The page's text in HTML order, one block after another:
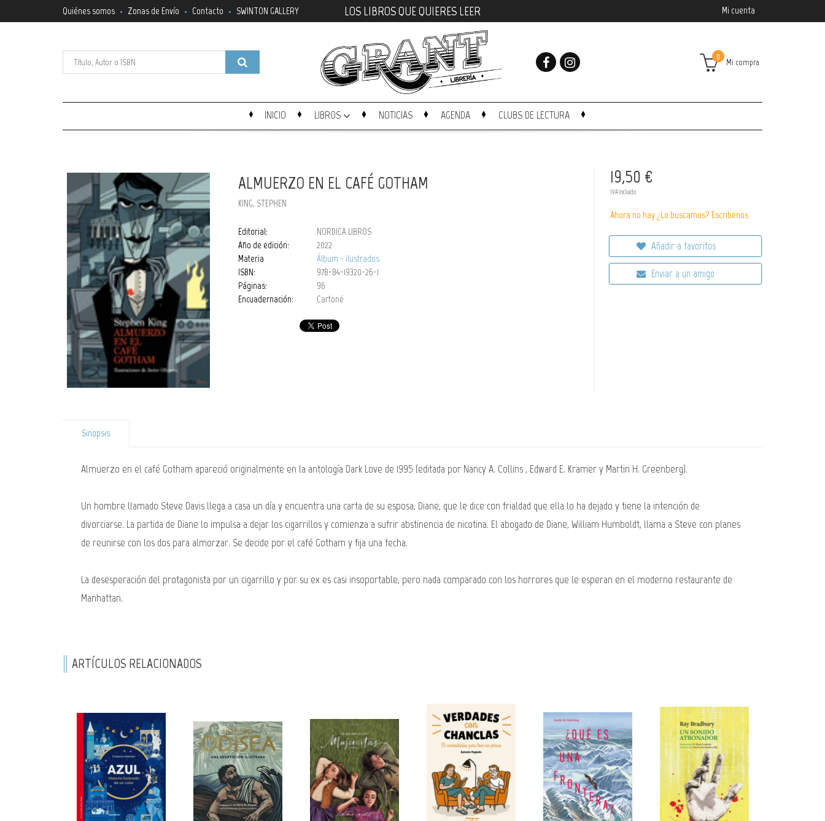
Mi cuenta
Quiénes somos Zonas de Envío Contacto SWINTON GALLERY LOS LIBROS QUE QUIERES LEER
Mi compra
0
INICIO LIBROS NOTICIAS AGENDA CLUBS DE LECTURA
ALMUERZO EN EL CAFÉ GOTHAM
KING, STEPHEN
Editorial:
NORDICA LIBROS
Año de edición:
2022
Materia
Álbum - ilustrados
ISBN:
978-84-19320-26-1
Páginas:
96
Encuadernación:
Cartoné
19,50 €
IVA incluido
Ahora no hay ¿Lo buscamos? Escribenos
Añadir a favoritos
Enviar a un amigo
Sinopsis
Almuerzo en el café Gotham apareció originalmente en la antología Dark Love de 1995 (editada por Nancy A. Collins , Edward E. Kramer y Martin H. Greenberg).
Un hombre llamado Steve Davis llega a casa un día y encuentra una carta de su esposa, Diane, que le dice con frialdad que ella lo ha dejado y tiene la intención de
divorciarse. La partida de Diane lo impulsa a dejar los cigarrillos y comienza a sufrir abstinencia de nicotina. El abogado de Diane, William Humboldt, llama a Steve con planes
de reunirse con los dos para almorzar. Se decide por el café Gotham y fija una fecha.
La desesperación del protagonista por un cigarrillo y por su ex es casi insoportable, pero nada comparado con los horrores que le esperan en el moderno restaurante de
Manhattan.
ARTÍCULOS RELACIONADOS